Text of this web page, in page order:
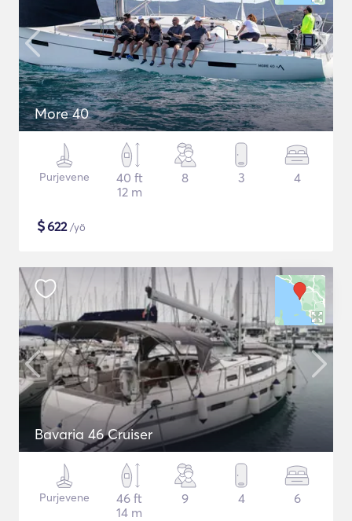
More 40
Purjevene
40 ft
12 m
8 3 4
$622/yö
Bavaria 46 Cruiser
Purjevene
46 ft
14 m
9 4 6